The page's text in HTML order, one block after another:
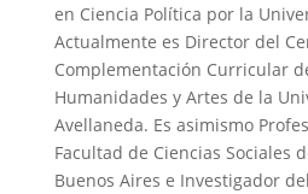
en Ciencia Política por la
Actualmente es Director del
Complementación Curricular
Humanidades y Artes de la
Avellaneda. Es asimismo
Facultad de Ciencias Sociales
Buenos Aires e Investigador